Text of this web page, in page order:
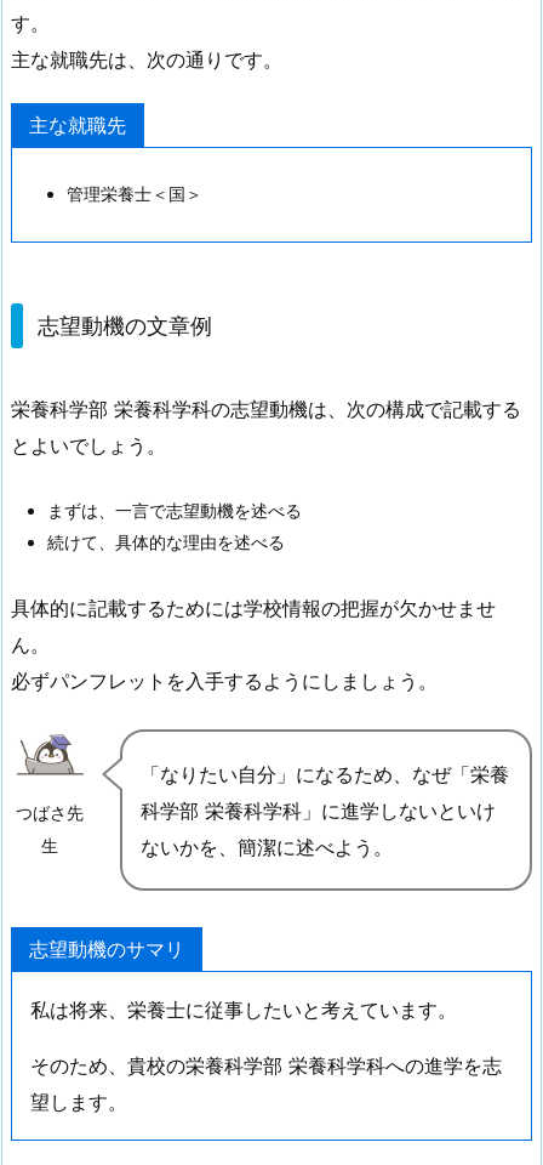
す。
主な就職先は、次の通りです。
主な就職先
管理栄養士＜国＞
志望動機の文章例
栄養科学部 栄養科学科の志望動機は、次の構成で記載する
とよいでしょう。
まずは、一言で志望動機を述べる
続けて、具体的な理由を述べる
具体的に記載するためには学校情報の把握が欠かせませ
ん。
必ずパンフレットを入手するようにしましょう。
つばさ先
生
「なりたい自分」になるため、なぜ「栄養
科学部 栄養科学科」に進学しないといけ
ないかを、簡潔に述べよう。
志望動機のサマリ
私は将来、栄養士に従事したいと考えています。
そのため、貴校の栄養科学部 栄養科学科への進学を志
望します。